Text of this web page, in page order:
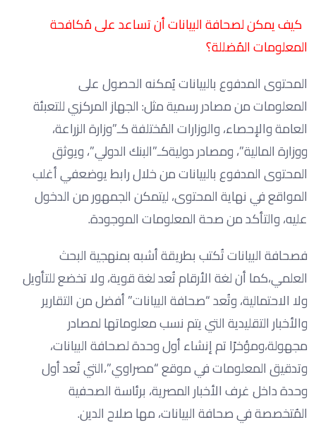
كيف يمكن لصحافة البيانات أن تساعد على مُكافحة
المعلومات المُضللة؟
المحتوى المدفوع بالبيانات يُمكنه الحصول على
المعلومات من مصادر رسمية مثل: الجهاز المركزي للتعبئة
العامة والإحصاء، والوزارات المُختلفة كـ”وزارة الزراعة،
ووزارة المالية”، ومصادر دوليةكـ”البنك الدولي”، ويوثق
المحتوى المدفوع بالبيانات من خلال رابط يوضعفي أغلب
المواقع في نهاية المحتوى، ليتمكن الجمهور من الدخول
عليه، والتأكد من صحة المعلومات الموجودة.
فصحافة البيانات تُكتب بطريقة أشبه بمنهجية البحث
العلمي،كما أن لغة الأرقام تُعد لغة قوية، ولا تخضع للتأويل
ولا الاحتمالية، وتُعد “صحافة البيانات” أفضل من التقارير
والأخبار التقليدية التي يتم نسب معلوماتها لمصادر
مجهولة،ومؤخرًا تم إنشاء أول وحدة لصحافة البيانات،
وتدقيق المعلومات في موقع “مصراوي”،التي تُعد أول
وحدة داخل غرف الأخبار المصرية، برئاسة الصحفية
المُتخصصة في صحافة البيانات، مها صلاح الدين.